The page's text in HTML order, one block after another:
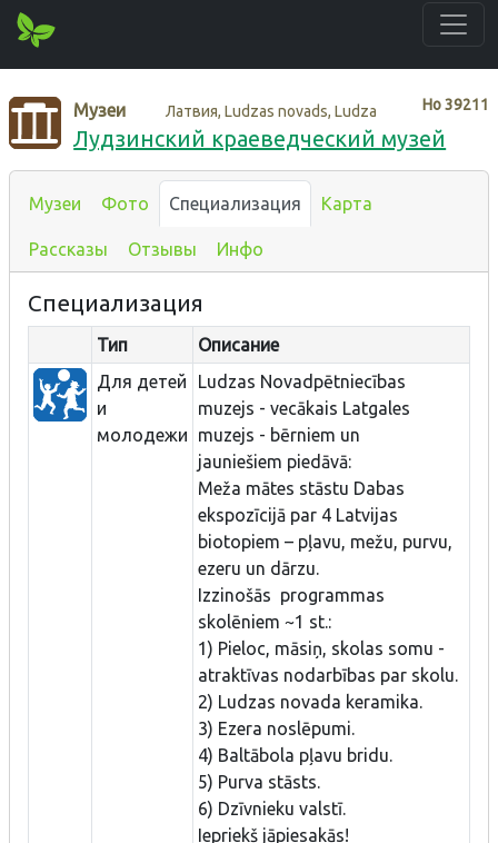
Нo39211
Музеи Латвия, Ludzas novads, Ludza
Лудзинский краеведческий музей
Музеи Фото Специализация Карта
Рассказы Отзывы Инфо
Специализация
Тип
Описание
Для детей
и
молодежи
Ludzas Novadpētniecības
muzejs - vecākais Latgales
muzejs - bērniem un
jauniešiem piedāvā:
Meža mātes stāstu Dabas
ekspozīcijā par 4 Latvijas
biotopiem – pļavu, mežu, purvu,
ezeru un dārzu.
Izzinošās programmas
skolēniem ~1 st.:
1) Pieloc, māsiņ, skolas somu -
atraktīvas nodarbības par skolu.
2) Ludzas novada keramika.
3) Ezera noslēpumi.
4) Baltābola pļavu bridu.
5) Purva stāsts.
6) Dzīvnieku valstī.
Iepriekš jāpiesakās!